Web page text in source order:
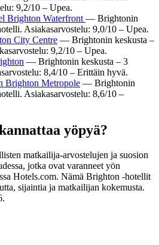
9,2/10 – Upea.
Brighton Waterfront — Brightonin
Asiakasarvostelu: 9,0/10 – Upea.
City Centre — Brightonin keskusta –
9,2/10 – Upea.
— Brightonin keskusta – 3
8,4/10 – Erittäin hyvä.
Brighton Metropole — Brightonin
Asiakasarvostelu: 8,6/10 –
yöpyä?
matkailija-arvostelujen ja suosion
jotka ovat varanneet yön
Hotels.com. Nämä Brighton -hotellit
sijaintia ja matkailijan kokemusta.
.